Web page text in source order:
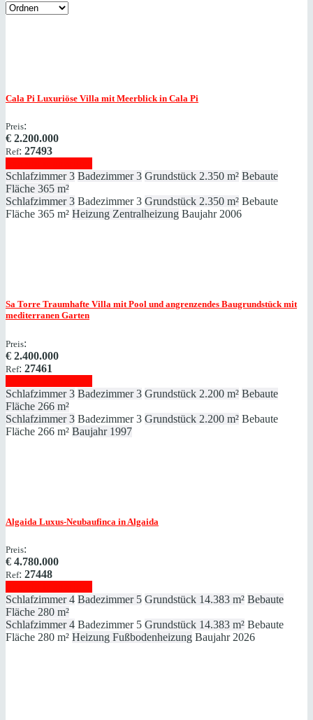
Cala Pi Luxuriöse Villa mit Meerblick in Cala Pi
Preis:
€ 2.200.000
Ref: 27493
Schlafzimmer 3 Badezimmer 3 Grundstück 2.350 m² Bebaute
Fläche 365 m²
Schlafzimmer 3 Badezimmer 3 Grundstück 2.350 m² Bebaute
Fläche 365 m² Heizung Zentralheizung Baujahr 2006
Sa Torre Traumhafte Villa mit Pool und angrenzendes Baugrundstück mit
mediterranen Garten
Preis:
€ 2.400.000
Ref: 27461
Schlafzimmer 3 Badezimmer 3 Grundstück 2.200 m² Bebaute
Fläche 266 m²
Schlafzimmer 3 Badezimmer 3 Grundstück 2.200 m² Bebaute
Fläche 266 m² Baujahr 1997
Algaida Luxus-Neubaufinca in Algaida
Preis:
€ 4.780.000
Ref: 27448
Schlafzimmer 4 Badezimmer 5 Grundstück 14.383 m² Bebaute
Fläche 280 m²
Schlafzimmer 4 Badezimmer 5 Grundstück 14.383 m² Bebaute
Fläche 280 m² Heizung Fußbodenheizung Baujahr 2026